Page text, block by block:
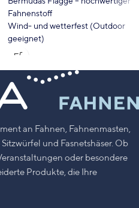
Fahnenstoff
Wind- und wetterfest (Outdoor
geeignet)
Wählen Sie Fahnentyp und Größe
Leuchtende Farben mit hoher
UV-Stabilität
Made in Germany
an Fahnen, Fahnenmasten,
und Fasnetshäser. Ob
oder besondere
Produkte, die Ihre